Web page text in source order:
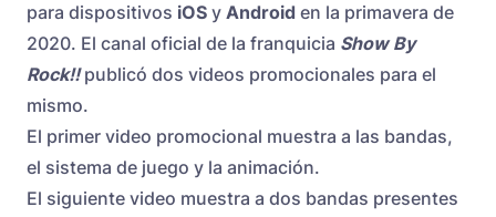
para dispositivos iOS y Android en la primavera de
2020. El canal oficial de la franquicia Show By
Rock!!publicó dos videos promocionales para el
mismo.
El primer video promocional muestra a las bandas,
el sistema de juego y la animación.
El siguiente video muestra a dos bandas presentes